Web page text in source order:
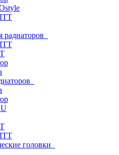
радиаторов
головки